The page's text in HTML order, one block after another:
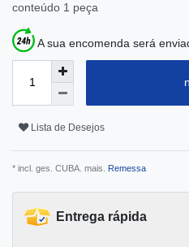
conteúdo 1 peça
A sua encomenda será
Lista de Desejos
* incl. ges. CUBA. mais. Remessa
Entrega rápida